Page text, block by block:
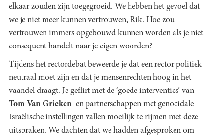
elkaar zouden zijn toegegroeid. We hebben het gevoel dat
we je niet meer kunnen vertrouwen, Rik. Hoe zou
vertrouwen immers opgebouwd kunnen worden als je niet
consequent handelt naar je eigen woorden?
Tijdens het rectordebat beweerde je dat een rector politiek
neutraal moet zijn en dat je mensenrechten hoog in het
vaandel draagt. Je geflirt met de ‘goede interventies’ van
Tom Van Grieken en partnerschappen met genocidale
Israëlische instellingen vallen moeilijk te rijmen met deze
uitspraken. We dachten dat we hadden afgesproken om